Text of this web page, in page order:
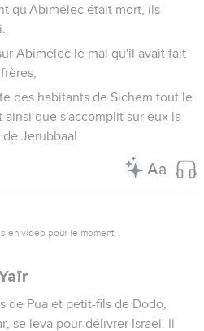
qu'Abimélec était mort, ils
Abimélec le mal qu'il avait fait
des habitants de Sichem tout le
ainsi que s'accomplit sur eux la
Jerubbaal.
en vidéo pour le moment.
de Pua et petit-fils de Dodo,
se leva pour délivrer Israël. Il